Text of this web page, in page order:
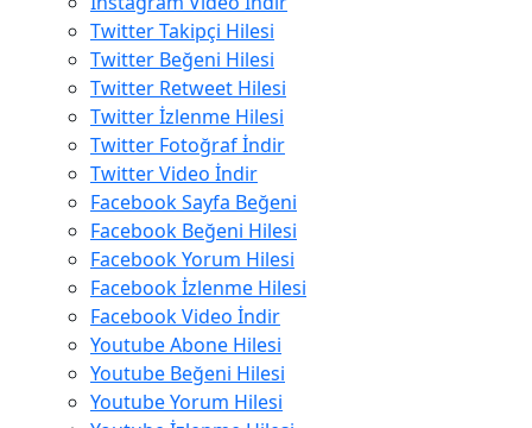
Twitter Takipçi Hilesi
Twitter Beğeni Hilesi
Twitter Retweet Hilesi
Twitter İzlenme Hilesi
Twitter Fotoğraf İndir
Twitter Video İndir
Facebook Sayfa Beğeni
Facebook Beğeni Hilesi
Facebook Yorum Hilesi
Facebook İzlenme Hilesi
Facebook Video İndir
Youtube Abone Hilesi
Youtube Beğeni Hilesi
Youtube Yorum Hilesi